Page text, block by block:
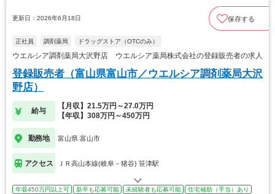
更新日：2026年6月18日 保存する
正社員 調剤薬局 ドラッグストア（OTCのみ）
ウエルシア調剤薬局大沢野店 ウエルシア薬局株式会社の登録販売者の求人
登録販売者（富山県富山市／ウエルシア調剤薬局大沢
野店）
給与
【月収】21.5万円～27.0万円
【年収】308万円～450万円
勤務地 富山県 富山市
アクセス ＪＲ高山本線(岐阜－猪谷) 笹津駅
年収450万円以上可 新卒も応募可能 未経験者も応募可能
住宅補助（手当）あり